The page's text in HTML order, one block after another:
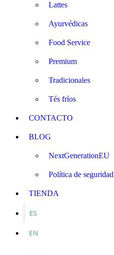
Lattes
Ayurvédicas
Food Service
Premium
Tradicionales
Tés fríos
CONTACTO
BLOG
NextGenerationEU
Política de seguridad
TIENDA
ES
EN